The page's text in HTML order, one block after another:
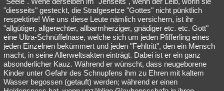
"diesseits" gesteckt, die Strafgesetze "Gottes" nicht pünktlich
respektirte! Wie uns diese Leute nämlich versichern, ist ihr
"allgütiger, allgerechter, allbarmherziger, gnädiger etc. etc. Gott"
eine Ultra-Schnüffelnase, welche sich um jeden Pfifferling eines
jeden Einzelnen bekümmert und jeden "Fehltritt", den ein Mensch
macht, in seine Allerweltsakten einträgt. Dabei ist er ein ganz
absonderlicher Kauz. Während er wünscht, dass neugeborene
Kinder unter Gefahr des Schnupfens ihm zu Ehren mit kaltem
Wasser begossen (getauft) werden; während er einen